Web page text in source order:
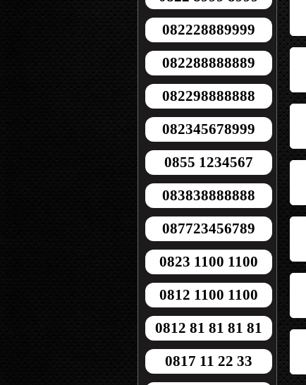
082228889999
082288888889
082298888888
082345678999
0855 1234567
083838888888
087723456789
0823 1100 1100
0812 1100 1100
0812 81 81 81 81
0817 11 22 33